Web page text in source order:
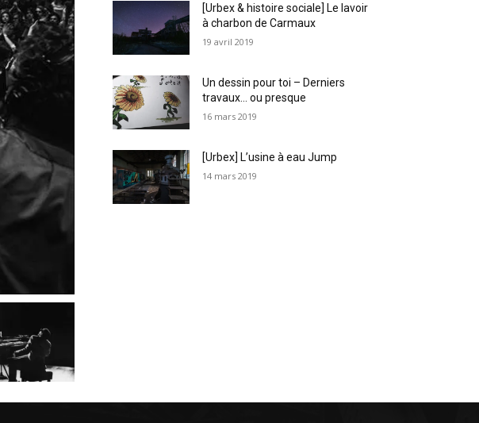
[Urbex & histoire sociale] Le lavoir
à charbon de Carmaux
19 avril 2019
Un dessin pour toi – Derniers
travaux… ou presque
16 mars 2019
[Urbex] L’usine à eau Jump
14 mars 2019